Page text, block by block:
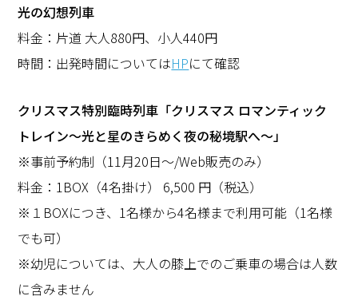
光の幻想列車
料金：片道 大人880円、小人440円
時間：出発時間についてはHPにて確認
クリスマス特別臨時列車「クリスマス ロマンティック
トレイン～光と星のきらめく夜の秘境駅へ～」
※事前予約制（11月20日～/Web販売のみ）
料金：1BOX（4名掛け） 6,500 円（税込）
※１BOXにつき、1名様から4名様まで利用可能（1名様
でも可）
※幼児については、大人の膝上でのご乗車の場合は人数
に含みません